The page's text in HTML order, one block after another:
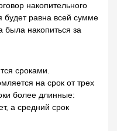
накопительного
будет равна всей сумме
была накопиться за
сроками.
на срок от трех
более длинные:
а средний срок